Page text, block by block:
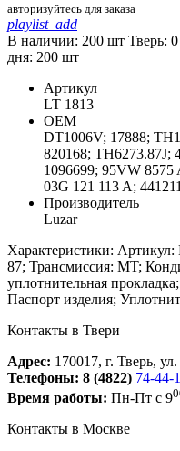
авторизуйтесь для заказа
playlist_add
В наличии: 200 шт Тверь: 0
дня: 200 шт
Артикул
LT 1813
ОЕМ
DT1006V; 17888;
820168; TH6273.87J;
1096699; 95VW
03G 121 113 A;
Производитель
Luzar
Характеристики:
87; Трансмиссия: MT;
уплотнительная
Паспорт изделия;
Контакты в Твери
Адрес: 170017, г. Тверь,
Телефоны: 8 (4822) 74-44-
Время работы: Пн-Пт с 9
Контакты в Москве